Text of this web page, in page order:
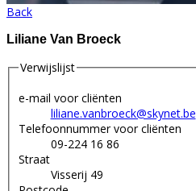
Back
Liliane Van Broeck
Verwijslijst
e-mail voor cliënten
liliane.vanbroeck@skynet.be
Telefoonnummer voor cliënten
09-224 16 86
Straat
Visserij 49